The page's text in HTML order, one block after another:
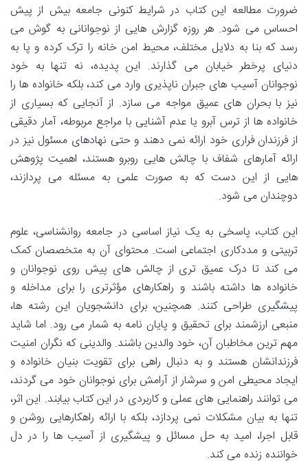
ضرورت مطالعه این کتاب در شرایط کنونی جامعه بیش از پیش
احساس می شود. هر روزه گزارش هایی از نوجوانانی به گوش می
رسد که بنا به دلایل مختلف، محیط امن خانه را ترک کرده و پا به
دنیای پرخطر خیابان می گذارند. این پدیده، نه تنها به خود
نوجوانان آسیب های جبران ناپذیری وارد می کند، بلکه خانواده ها را
نیز با بحران های عمیق مواجه می سازد. از آنجایی که بسیاری از
خانواده ها از ترس آبرو یا عدم آشنایی با مراجع مربوطه، آمار دقیقی
از فرزندان فراری خود ارائه نمی دهند و حتی نهادهای مسئول نیز در
ارائه آمارهای شفاف با چالش هایی روبرو هستند، اهمیت پژوهش
هایی از این دست که به صورت علمی به مسئله می پردازند،
دوچندان می شود.
این کتاب، پاسخی به یک نیاز اساسی در جامعه روانشناسی، علوم
تربیتی و مددکاری اجتماعی است. محتوای آن به متخصصان کمک
می کند تا درک عمیق تری از چالش های پیش روی نوجوانان و
خانواده ها داشته باشند و راهکارهای مؤثرتری را برای مداخله و
پیشگیری طراحی کنند. همچنین، برای دانشجویان این رشته ها،
منبعی ارزشمند برای تحقیق و پایان نامه به شمار می رود. اما شاید
مهم ترین مخاطبان آن، خود والدین باشند. والدینی که نگران امنیت
فرزندانشان هستند و به دنبال راهی برای تقویت بنیان خانواده و
ایجاد محیطی امن و سرشار از آرامش برای نوجوانان خود می گردند،
می توانند راهنمایی های عملی و کاربردی در این کتاب بیابند. این اثر،
تنها به بیان مشکلات نمی پردازد، بلکه با ارائه راهکارهایی روشن و
قابل اجرا، امید به حل مسائل و پیشگیری از آسیب ها را در دل
خواننده زنده می کند.